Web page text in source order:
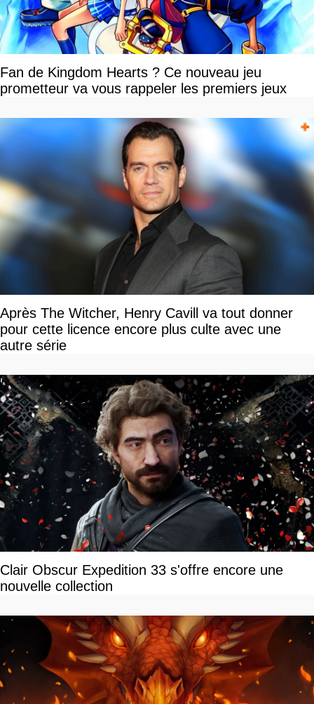
Fan de Kingdom Hearts ? Ce nouveau jeu
prometteur va vous rappeler les premiers jeux
Après The Witcher, Henry Cavill va tout donner
pour cette licence encore plus culte avec une
autre série
Clair Obscur Expedition 33 s'offre encore une
nouvelle collection